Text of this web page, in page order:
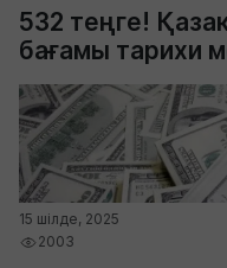
532 теңге!
бағамы тарихи
15 шілде, 2025
2003